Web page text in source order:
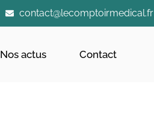
contact@lecomptoirmedical.fr
Nos actus Contact